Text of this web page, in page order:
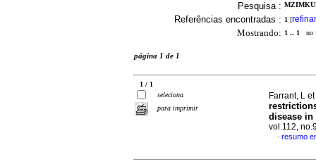
Pesquisa :
Referências encontradas : 1 [refinar
Mostrando: 1 .. 1 no
página 1 de 1
1 / 1
seleciona
para imprimir
Farrant, L
disease in
vol.112,
· resumo